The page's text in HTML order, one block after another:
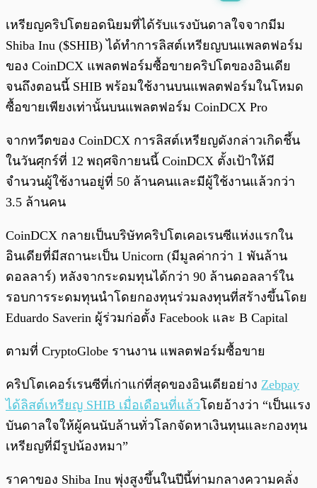
พร้อมเล่น 0:00
เหรียญคริปโตยอดนิยมที่ได้รับแรงบันดาลใจจากมีม
Shiba Inu ($SHIB) ได้ทำการลิสต์เหรียญบนแพลตฟอร์ม
ของ CoinDCX แพลตฟอร์มซื้อขายคริปโตของอินเดีย
จนถึงตอนนี้ SHIB พร้อมใช้งานบนแพลตฟอร์มในโหมด
ซื้อขายเพียงเท่านั้นบนแพลตฟอร์ม CoinDCX Pro
จากทวีตของ CoinDCX การลิสต์เหรียญดังกล่าวเกิดชึ้น
ในวันศุกร์ที่ 12 พฤศจิกายนนี้ CoinDCX ตั้งเป้าให้มี
จำนวนผู้ใช้งานอยู่ที่ 50 ล้านคนและมีผู้ใช้งานแล้วกว่า
3.5 ล้านคน
CoinDCX กลายเป็นบริษัทคริปโตเคอเรนซีแห่งแรกใน
อินเดียที่มีสถานะเป็น Unicorn (มีมูลค่ากว่า 1 พันล้าน
ดอลลาร์) หลังจากระดมทุนได้กว่า 90 ล้านดอลลาร์ใน
รอบการระดมทุนนำโดยกองทุนร่วมลงทุนที่สร้างขึ้นโดย
Eduardo Saverin ผู้ร่วมก่อตั้ง Facebook และ B Capital
ตามที่ CryptoGlobe รานงาน แพลตฟอร์มซื้อขาย
คริปโตเคอร์เรนซีที่เก่าแก่ที่สุดของอินเดียอย่าง Zebpay
ได้ลิสต์เหรียญ SHIB เมื่อเดือนที่แล้วโดยอ้างว่า “เป็นแรง
บันดาลใจให้ผู้คนนับล้านทั่วโลกจัดหาเงินทุนและกองทุน
เหรียญที่มีรูปน้องหมา”
ราคาของ Shiba Inu พุ่งสูงขึ้นในปีนี้ท่ามกลางความคลั่ง